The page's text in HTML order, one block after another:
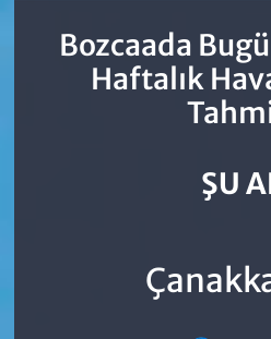
Bozcaada
Haftalık
ŞU
Sinop Trafik Yoğunluk
Süper Lig Puan
Son Dakika Haberleri